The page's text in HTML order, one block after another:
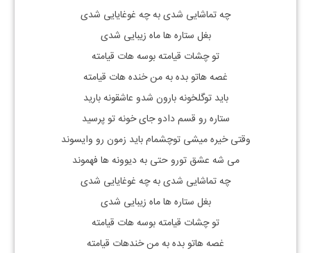
چه تماشایی شدی به چه غوغایایی شدی
بغل ستاره ها ماه زیبایی شدی
تو چشات قیامته بوسه هات قیامته
غصه هاتو بده به من خنده هات قیامته
باید توگلخونه بارون شدو عاشقونه بارید
ستاره رو قسم دادو جای خونه تو پرسید
وقتی خیره میشی توچشمام باید زمون رو وایسوند
می شه عشق تورو حتی به دیوونه ها فهموند
چه تماشایی شدی به چه غوغایایی شدی
بغل ستاره ها ماه زیبایی شدی
تو چشات قیامته بوسه هات قیامته
غصه هاتو بده به من خندهات قیامته